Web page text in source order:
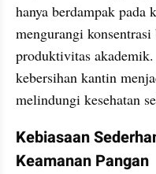
hanya berdampak
mengurangi
produktivitas
kebersihan kantin
melindungi kesehatan
Kebiasaan
Keamanan Pangan